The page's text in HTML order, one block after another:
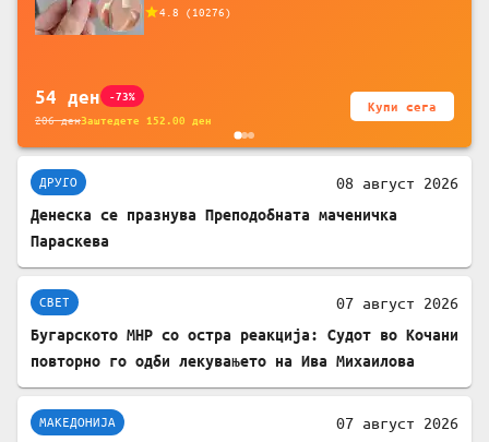
батерија, за мобилни телефони, комплет
4.8 ( 10276)
54 ден -73%
206денЗаштедете 152.00 ден
Купи сега
ДРУГО 08 август 2026
Денеска се празнува Преподобната маченичка
Параскева
СВЕТ 07 август 2026
Бугарското МНР со остра реакција: Судот во Кочани
повторно го одби лекувањето на Ива Михаилова
МАКЕДОНИЈА 07 август 2026